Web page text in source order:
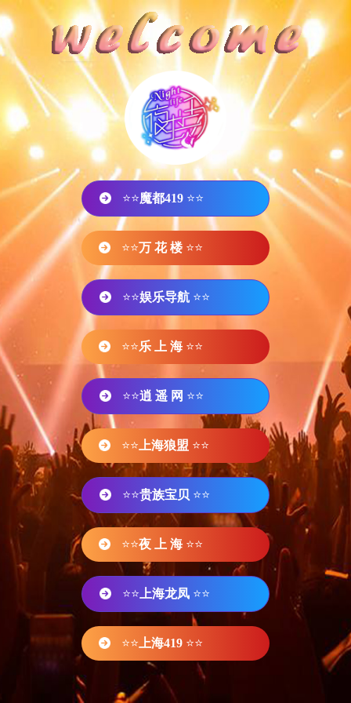
⭐⭐魔都419 ⭐⭐
⭐⭐万 花 楼 ⭐⭐
⭐⭐娱乐导航 ⭐⭐
⭐⭐乐 上 海 ⭐⭐
⭐⭐逍 遥 网 ⭐⭐
⭐⭐ 上海狼盟 ⭐⭐
⭐⭐贵族宝贝 ⭐⭐
⭐⭐夜 上 海 ⭐⭐
⭐⭐ 上海龙凤 ⭐⭐
⭐⭐ 上海419 ⭐⭐